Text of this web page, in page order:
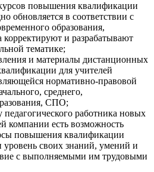
повышения квалификации
обновляется в соответствии с
образования,
и разрабатывают
тематике;
и материалы дистанционных
для учителей
нормативно-правовой
среднего,
СПО;
педагогического работника новых
компании есть возможность
повышения квалификации
уровень своих знаний, умений и
с выполняемыми им трудовыми